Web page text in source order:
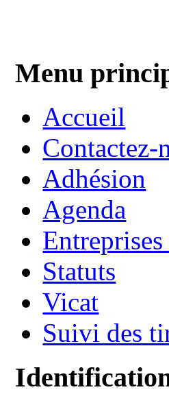
Menu
Accueil
Contactez-
Adhésion
Agenda
Entreprises
Statuts
Vicat
Suivi des